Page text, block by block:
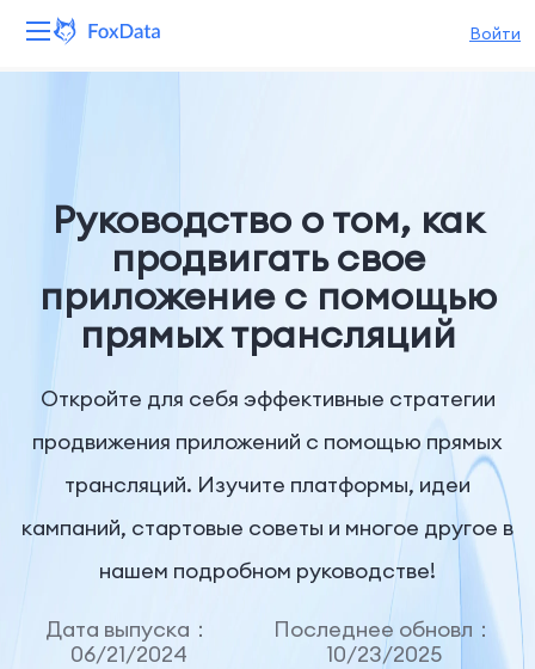
Войти
Решения
Ресурсы
Компания
Руководство о том, как
продвигать свое
приложение с помощью
прямых трансляций
Откройте для себя эффективные стратегии
продвижения приложений с помощью прямых
трансляций. Изучите платформы, идеи
кампаний, стартовые советы и многое другое в
нашем подробном руководстве!
Дата выпуска：
06/21/2024
Последнее обновл：
10/23/2025